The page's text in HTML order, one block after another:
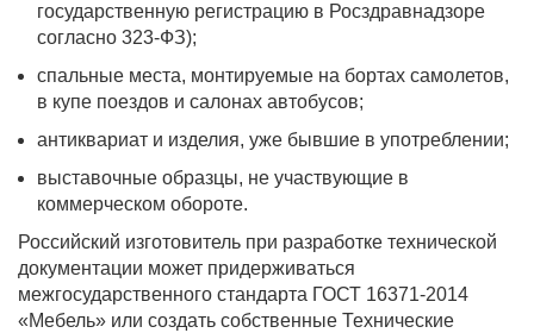
государственную регистрацию в Росздравнадзоре
согласно 323-ФЗ);
спальные места, монтируемые на бортах самолетов,
в купе поездов и салонах автобусов;
антиквариат и изделия, уже бывшие в употреблении;
выставочные образцы, не участвующие в
коммерческом обороте.
Российский изготовитель при разработке технической
документации может придерживаться
межгосударственного стандарта ГОСТ 16371-2014
«Мебель» или создать собственные Технические